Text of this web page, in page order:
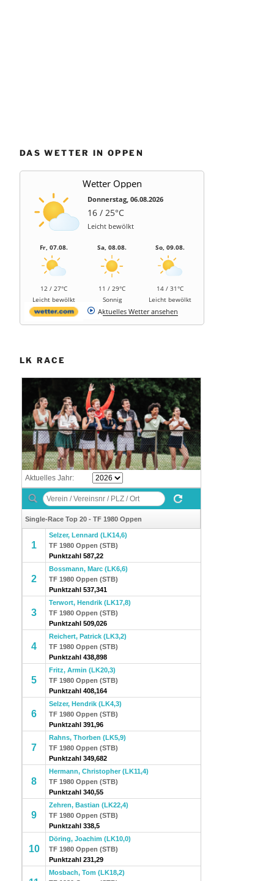
DAS WETTER IN OPPEN
Wetter Oppen
Donnerstag, 06.08.2026
16 / 25°C
Leicht bewölkt
Fr, 07.08.
12 / 27°C
Leicht bewölkt
Sa, 08.08.
11 / 29°C
Sonnig
So, 09.08.
14 / 31°C
Leicht bewölkt
Aktuelles Wetter ansehen
LK RACE